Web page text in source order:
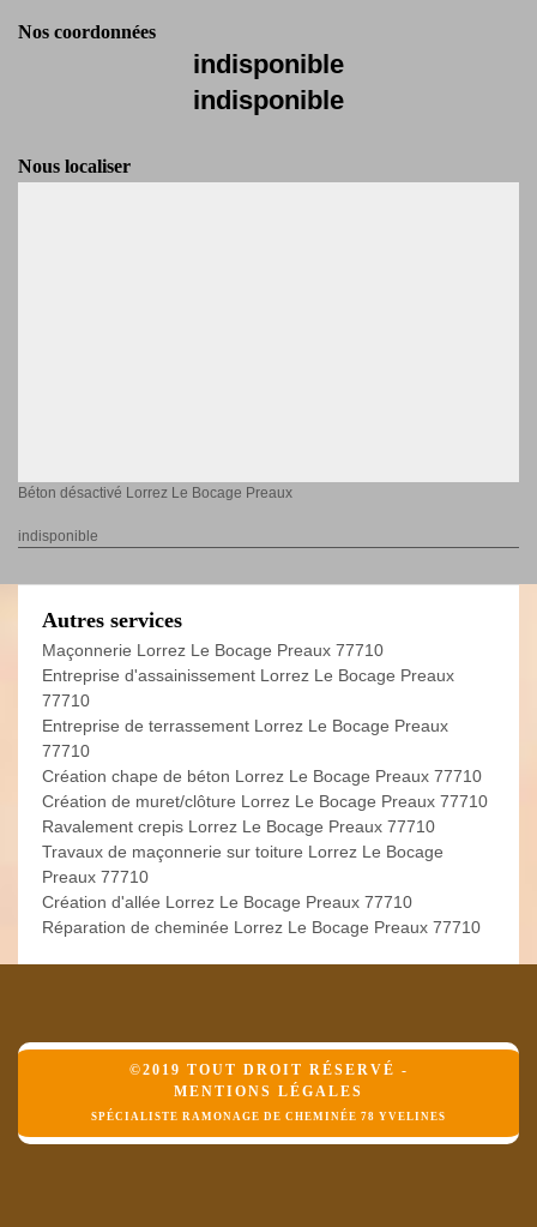
Nos coordonnées
indisponible
indisponible
Nous localiser
Béton désactivé Lorrez Le Bocage Preaux
indisponible
Autres services
Maçonnerie Lorrez Le Bocage Preaux 77710
Entreprise d'assainissement Lorrez Le Bocage Preaux
77710
Entreprise de terrassement Lorrez Le Bocage Preaux
77710
Création chape de béton Lorrez Le Bocage Preaux 77710
Création de muret/clôture Lorrez Le Bocage Preaux 77710
Ravalement crepis Lorrez Le Bocage Preaux 77710
Travaux de maçonnerie sur toiture Lorrez Le Bocage
Preaux 77710
Création d'allée Lorrez Le Bocage Preaux 77710
Réparation de cheminée Lorrez Le Bocage Preaux 77710
©2019 TOUT DROIT RÉSERVÉ -
MENTIONS LÉGALES
SPÉCIALISTE RAMONAGE DE CHEMINÉE 78 YVELINES